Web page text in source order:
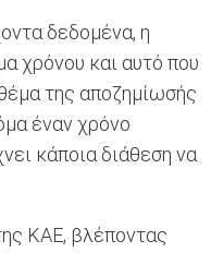
δεδομένα, η
χρόνου και αυτό που
της αποζημίωσής
έναν χρόνο
κάποια διάθεση να
ΚΑΕ, βλέποντας